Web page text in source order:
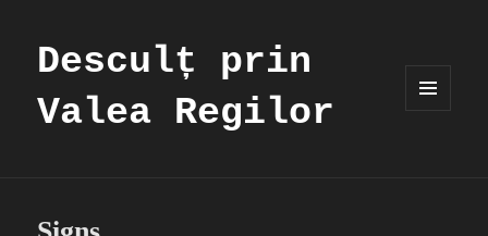
Desculț prin
Valea Regilor